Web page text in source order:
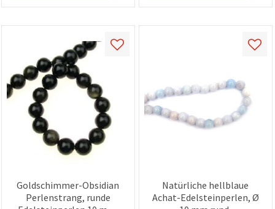
Goldschimmer-Obsidian
Perlenstrang, runde
Natürliche hellblaue
Achat-Edelsteinperlen, Ø